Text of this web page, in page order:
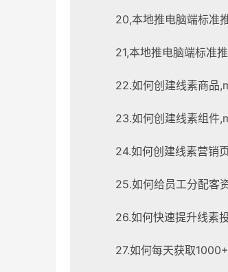
20,本地推电脑端标准
21,本地推电脑端标准
22.如何创建线素商品
23.如何创建线素组件
24.如何创建线素营销
25.如何给员工分配客
26.如何快速提升线素
27.如何每天获取